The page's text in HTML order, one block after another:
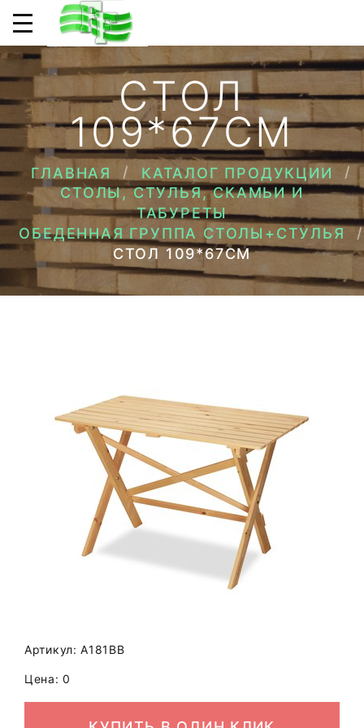
СТОЛ
109*67СМ
ГЛАВНАЯ
КАТАЛОГ ПРОДУКЦИИ
СТОЛЫ, СТУЛЬЯ, СКАМЬИ И
ТАБУРЕТЫ
ОБЕДЕННАЯ ГРУППА СТОЛЫ+СТУЛЬЯ
СТОЛ 109*67СМ
Артикул: A181BB
Цена: 0